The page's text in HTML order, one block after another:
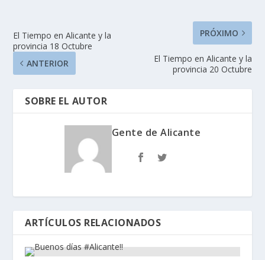
El Tiempo en Alicante y la
provincia 18 Octubre
ANTERIOR
PRÓXIMO
El Tiempo en Alicante y la
provincia 20 Octubre
SOBRE EL AUTOR
Gente de Alicante
ARTÍCULOS RELACIONADOS